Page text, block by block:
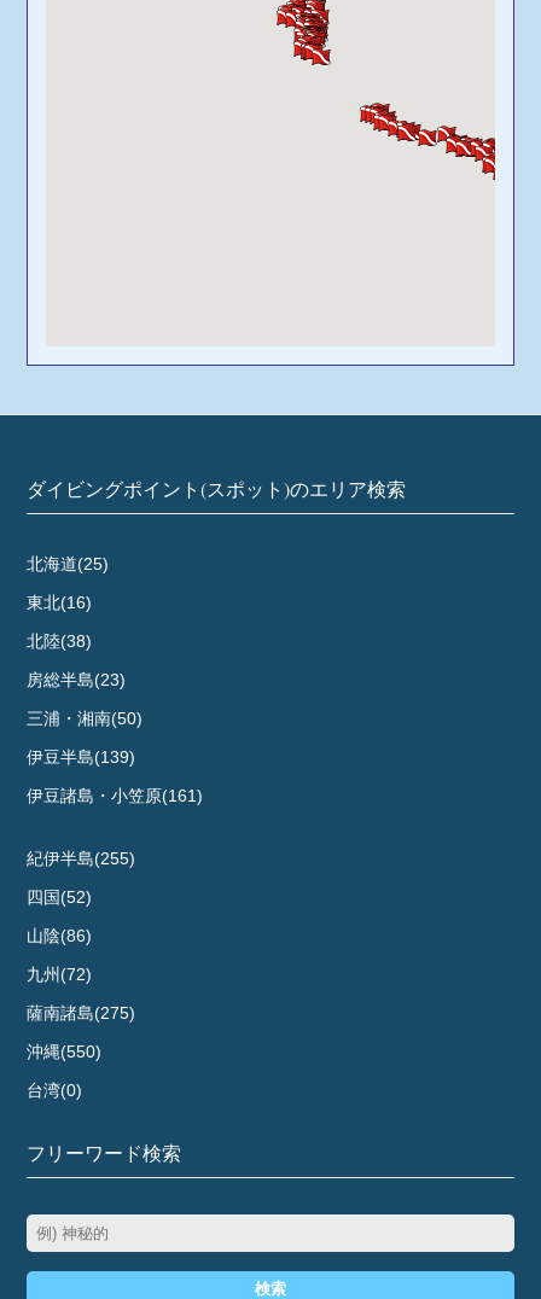
ダイビングポイント(スポット)のエリア検索
北海道(25)
東北(16)
北陸(38)
房総半島(23)
三浦・湘南(50)
伊豆半島(139)
伊豆諸島・小笠原(161)
紀伊半島(255)
四国(52)
山陰(86)
九州(72)
薩南諸島(275)
沖縄(550)
台湾(0)
フリーワード検索
検索